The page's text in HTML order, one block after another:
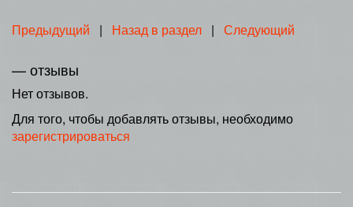
Предыдущий | Назад в раздел | Следующий
— отзывы
Нет отзывов.
Для того, чтобы добавлять отзывы, необходимо
зарегистрироваться